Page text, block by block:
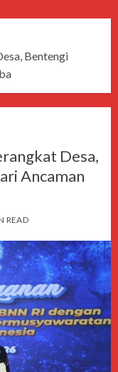
Bentengi
Desa,
Ancaman
READ